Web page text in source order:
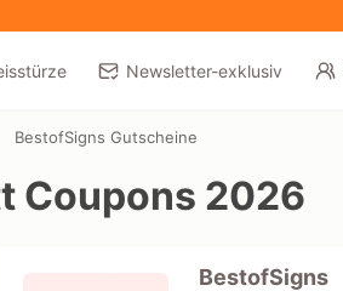
Newsletter-exklusiv
BestofSigns Gutscheine
Coupons 2026
BestofSigns